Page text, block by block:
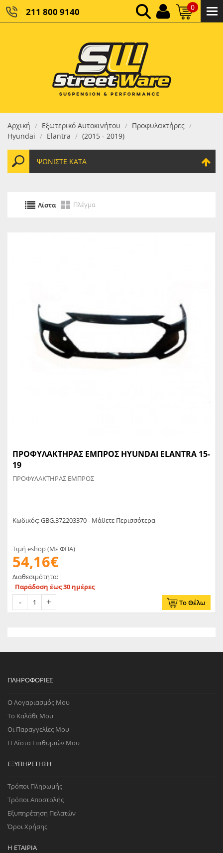
211 800 9140 0
ΚΑΘΑΡΌ ΣΎΝΟΛΟ:
ΤΕΛΙΚΌ ΣΎΝΟΛΟ:0,00 €
Αρχική / Εξωτερικό Αυτοκινήτου / Προφυλακτήρες /
Hyundai / Elantra / (2015 - 2019)
ΨΩΝΊΣΤΕ ΚΑΤΆ
Λίστα Πλέγμα
ΠΡΟΦΥΛΑΚΤΗΡΑΣ ΕΜΠΡΟΣ HYUNDAI ELANTRA 15-
19
ΠΡΟΦΥΛΑΚΤΗΡΑΣ ΕΜΠΡΟΣ
Κωδικός: GBG.372203370 - Μάθετε Περισσότερα
Τιμή eshop (Με ΦΠΑ)
54,16€
Διαθεσιμότητα:
Παράδοση έως 30 ημέρες
Το Θέλω
ΠΛΗΡΟΦΟΡΊΕΣ
Ο Λογαριασμός Μου
Το Καλάθι Μου
Οι Παραγγελίες Μου
Η Λίστα Επιθυμιών Μου
ΕΞΥΠΗΡΈΤΗΣΗ
Τρόποι Πληρωμής
Τρόποι Αποστολής
Εξυπηρέτηση Πελατών
Όροι Χρήσης
Η ΕΤΑΙΡΊΑ